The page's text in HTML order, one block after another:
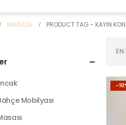
MAĞAZA PRODUCT TAG - KAYIN
-
Mobilyası